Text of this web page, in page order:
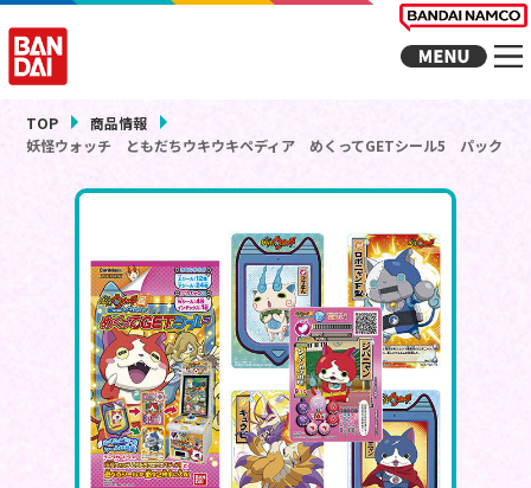
TOP
商品情報
妖怪ウォッチ ともだちウキウキペディア めくってGETシール5 パック